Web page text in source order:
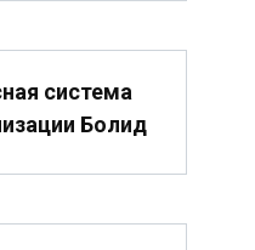
система
Болид